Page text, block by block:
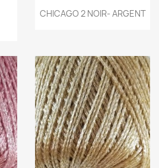
CHICAGO 2 NOIR- ARGENT